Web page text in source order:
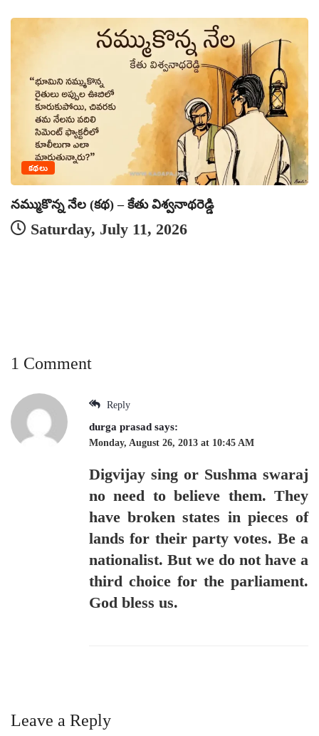
కథలు
నమ్ముకొన్న నేల (కథ) – కేతు విశ్వనాథరెడ్డి
Saturday, July 11, 2026
1 Comment
Reply
durga prasad says:
Monday, August 26, 2013 at 10:45 AM
Digvijay sing or Sushma swaraj
no need to believe them. They
have broken states in pieces of
lands for their party votes. Be a
nationalist. But we do not have a
third choice for the parliament.
God bless us.
Leave a Reply